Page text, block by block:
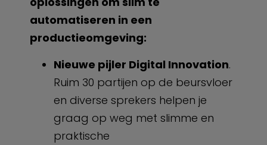
automatiseren in een
productieomgeving:
Nieuwe pijler Digital Innovation.
Ruim 30 partijen op de beursvloer
en diverse sprekers helpen je
graag op weg met slimme en
praktische